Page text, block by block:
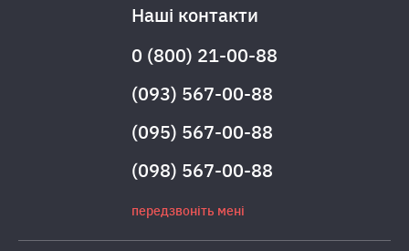
Наші контакти
0 (800) 21-00-88
(093) 567-00-88
(095) 567-00-88
(098) 567-00-88
передзвоніть мені